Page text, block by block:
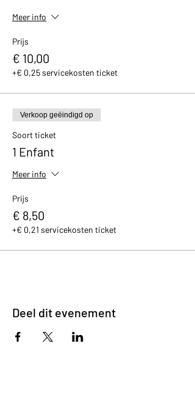
Meer info
Prijs
€ 10,00
+€ 0,25 servicekosten ticket
Verkoop geëindigd op
Soort ticket
1 Enfant
Meer info
Prijs
€ 8,50
+€ 0,21 servicekosten ticket
Deel dit evenement